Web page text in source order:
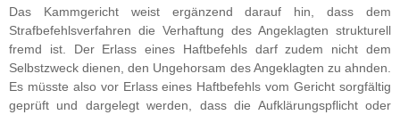
Das Kammgericht weist ergänzend darauf hin, dass dem
Strafbefehlsverfahren die Verhaftung des Angeklagten strukturell
fremd ist. Der Erlass eines Haftbefehls darf zudem nicht dem
Selbstzweck dienen, den Ungehorsam des Angeklagten zu ahnden.
Es müsste also vor Erlass eines Haftbefehls vom Gericht sorgfältig
geprüft und dargelegt werden, dass die Aufklärungspflicht oder